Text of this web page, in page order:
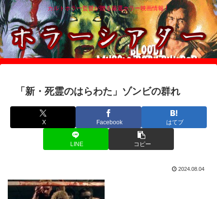
カルトホラー監督が贈る厳選ホラー映画情報！
「新・死霊のはらわた」ゾンビの群れ
X Facebook はてブ
LINE コピー
2024.08.04